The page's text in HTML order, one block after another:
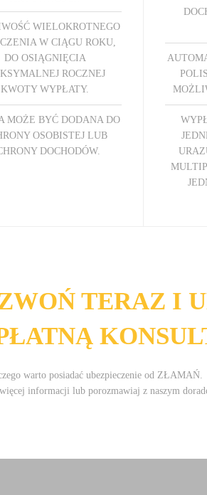
WIELOKROTNEGO
W CIĄGU ROKU,
DO OSIĄGNIĘCIA
ROCZNEJ
KWOTY WYPŁATY.
MOŻE BYĆ DODANA DO
OSOBISTEJ LUB
DOCHODÓW.
TERAZ I
warto posiadać ubezpieczenie od ZŁAMAŃ.
informacji lub porozmawiaj z naszym